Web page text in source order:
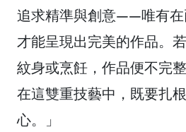
追求精準與創意——唯有在
才能呈現出完美的作品。
紋身或烹飪，作品便不完
在這雙重技藝中，既要扎
心。」